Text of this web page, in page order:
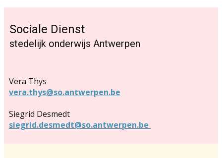
Sociale Dienst
stedelijk onderwijs Antwerpen
Vera Thys
vera.thys@so.antwerpen.be
Siegrid Desmedt
siegrid.desmedt@so.antwerpen.be